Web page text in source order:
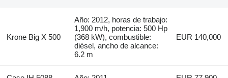
Krone Big X 500
Año: 2012, horas de trabajo:
1,900 m/h, potencia: 500 Hp
(368 kW), combustible:
diésel, ancho de alcance:
6.2 m
EUR 140,000